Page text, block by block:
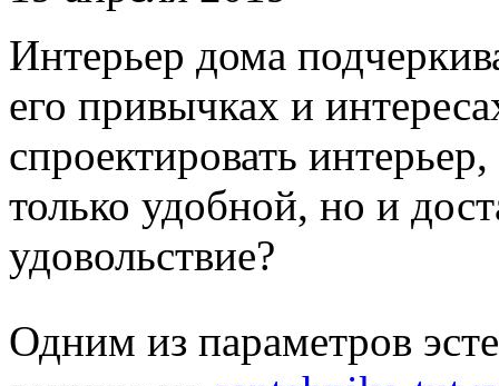
Интерьер дома
его привычках и
спроектировать
только удобной, но и
удовольствие?
Одним из параметров